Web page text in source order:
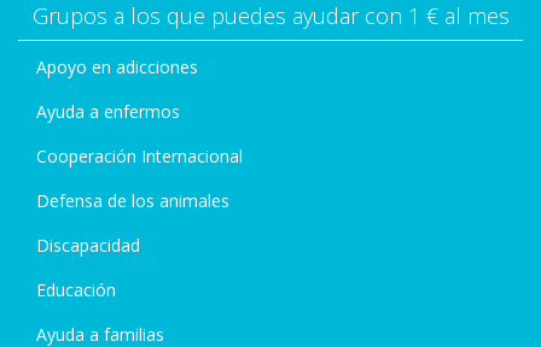
Grupos a los que puedes ayudar con 1 € al mes
Apoyo en adicciones
Ayuda a enfermos
Cooperación Internacional
Defensa de los animales
Discapacidad
Educación
Ayuda a familias